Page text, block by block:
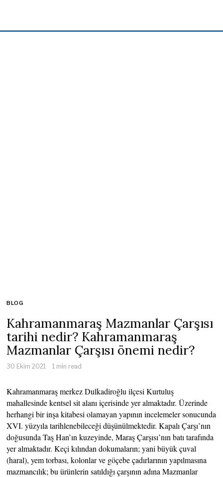
BLOG
Kahramanmaraş Mazmanlar Çarşısı
tarihi nedir? Kahramanmaraş
Mazmanlar Çarşısı önemi nedir?
30 Ekim 2021 1 min read
Kahramanmaraş merkez Dulkadiroğlu ilçesi Kurtuluş
mahallesinde kentsel sit alanı içerisinde yer almaktadır. Üzerinde
herhangi bir inşa kitabesi olamayan yapının incelemeler sonucunda
XVI. yüzyıla tarihlenebileceği düşünülmektedir. Kapalı Çarşı’nın
doğusunda Taş Han’ın kuzeyinde, Maraş Çarşısı’nın batı tarafında
yer almaktadır. Keçi kılından dokumaların; yani büyük çuval
(haral), yem torbası, kolonlar ve göçebe çadırlarının yapılmasına
mazmancılık; bu ürünlerin satıldığı çarşının adına Mazmanlar